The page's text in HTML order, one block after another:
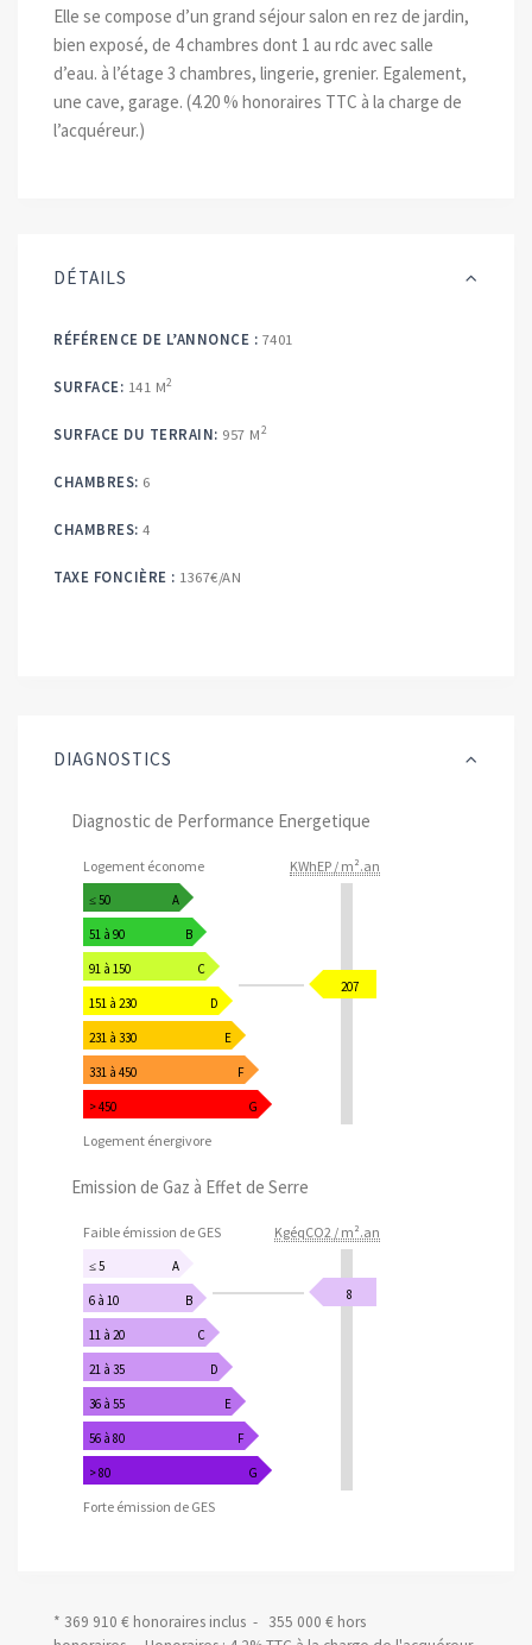
Elle se compose d’un grand séjour salon en rez de jardin,
bien exposé, de 4 chambres dont 1 au rdc avec salle
d’eau. à l’étage 3 chambres, lingerie, grenier. Egalement,
une cave, garage. (4.20 % honoraires TTC à la charge de
l’acquéreur.)
DÉTAILS
RÉFÉRENCE DE L’ANNONCE : 7401
SURFACE: 141 M2
SURFACE DU TERRAIN: 957 M2
CHAMBRES: 6
CHAMBRES: 4
TAXE FONCIÈRE : 1367€/AN
DIAGNOSTICS
Diagnostic de Performance Energetique
Logement économe KWhEP / m².an
≤ 50 A
51 à 90 B
91 à 150 C
151 à 230 D
231 à 330 E
331 à 450 F
> 450 G
207
Logement énergivore
Emission de Gaz à Effet de Serre
Faible émission de GES KgéqCO2 / m².an
≤ 5 A
6 à 10 B
11 à 20 C
21 à 35 D
36 à 55 E
56 à 80 F
> 80 G
8
Forte émission de GES
* 369 910 € honoraires inclus - 355 000 € hors